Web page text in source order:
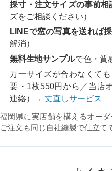
採寸・注文サイズの事前相
ズをご相談ください）
LINEで窓の写真を送れば
解消）
無料生地サンプルで色・質
万一サイズが合わなくても
要・1枚550円から／当店
連絡）→丈直しサービス
福岡県に実店舗を構えるオー
ご注文も同じ自社縫製で仕立て